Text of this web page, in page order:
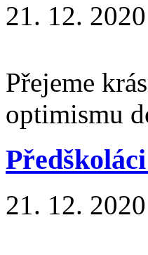
21. 12. 2020
Přejeme
optimismu
21. 12. 2020